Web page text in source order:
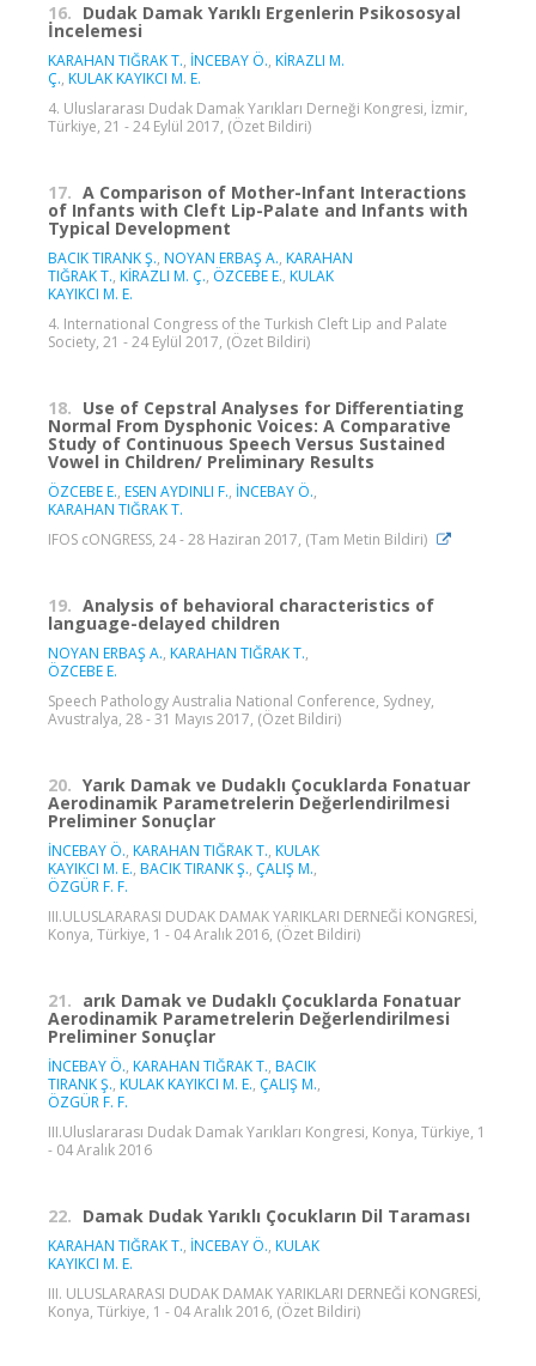
16. Dudak Damak Yarıklı Ergenlerin Psikososyal
İncelemesi
KARAHAN TIĞRAK T., İNCEBAY Ö., KİRAZLI M.
Ç., KULAK KAYIKCI M. E.
4. Uluslararası Dudak Damak Yarıkları Derneği Kongresi, İzmir,
Türkiye, 21 - 24 Eylül 2017, (Özet Bildiri)
17. A Comparison of Mother-Infant Interactions
of Infants with Cleft Lip-Palate and Infants with
Typical Development
BACIK TIRANK Ş., NOYAN ERBAŞ A., KARAHAN
TIĞRAK T., KİRAZLI M. Ç., ÖZCEBE E., KULAK
KAYIKCI M. E.
4. International Congress of the Turkish Cleft Lip and Palate
Society, 21 - 24 Eylül 2017, (Özet Bildiri)
18. Use of Cepstral Analyses for Differentiating
Normal From Dysphonic Voices: A Comparative
Study of Continuous Speech Versus Sustained
Vowel in Children/ Preliminary Results
ÖZCEBE E., ESEN AYDINLI F., İNCEBAY Ö.,
KARAHAN TIĞRAK T.
IFOS cONGRESS, 24 - 28 Haziran 2017, (Tam Metin Bildiri)
19. Analysis of behavioral characteristics of
language-delayed children
NOYAN ERBAŞ A., KARAHAN TIĞRAK T.,
ÖZCEBE E.
Speech Pathology Australia National Conference, Sydney,
Avustralya, 28 - 31 Mayıs 2017, (Özet Bildiri)
20. Yarık Damak ve Dudaklı Çocuklarda Fonatuar
Aerodinamik Parametrelerin Değerlendirilmesi
Preliminer Sonuçlar
İNCEBAY Ö., KARAHAN TIĞRAK T., KULAK
KAYIKCI M. E., BACIK TIRANK Ş., ÇALIŞ M.,
ÖZGÜR F. F.
III.ULUSLARARASI DUDAK DAMAK YARIKLARI DERNEĞİ KONGRESİ,
Konya, Türkiye, 1 - 04 Aralık 2016, (Özet Bildiri)
21. arık Damak ve Dudaklı Çocuklarda Fonatuar
Aerodinamik Parametrelerin Değerlendirilmesi
Preliminer Sonuçlar
İNCEBAY Ö., KARAHAN TIĞRAK T., BACIK
TIRANK Ş., KULAK KAYIKCI M. E., ÇALIŞ M.,
ÖZGÜR F. F.
III.Uluslararası Dudak Damak Yarıkları Kongresi, Konya, Türkiye, 1
- 04 Aralık 2016
22. Damak Dudak Yarıklı Çocukların Dil Taraması
KARAHAN TIĞRAK T., İNCEBAY Ö., KULAK
KAYIKCI M. E.
III. ULUSLARARASI DUDAK DAMAK YARIKLARI DERNEĞİ KONGRESİ,
Konya, Türkiye, 1 - 04 Aralık 2016, (Özet Bildiri)